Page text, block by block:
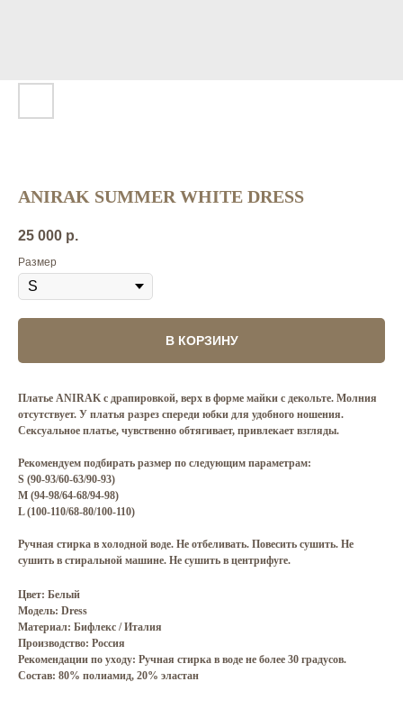
ANIRAK SUMMER WHITE DRESS
25 000 р.
Размер
В КОРЗИНУ
Платье ANIRAK с драпировкой, верх в форме майки с декольте. Молния
отсутствует. У платья разрез спереди юбки для удобного ношения.
Cексуальное платье, чувственно обтягивает, привлекает взгляды.
Рекомендуем подбирать размер по следующим параметрам:
S (90-93/60-63/90-93)
M (94-98/64-68/94-98)
L (100-110/68-80/100-110)
Ручная стирка в холодной воде. Не отбеливать. Повесить сушить. Не
сушить в стиральной машине. Не сушить в центрифуге.
Цвет: Белый
Модель: Dress
Материал: Бифлекс / Италия
Производство: Россия
Рекомендации по уходу: Ручная стирка в воде не более 30 градусов.
Состав: 80% полиамид, 20% эластан